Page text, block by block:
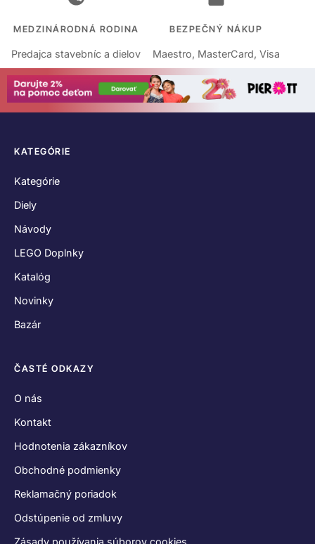
MEDZINÁRODNÁ RODINA
Predajca stavebníc a dielov
BEZPEČNÝ NÁKUP
Maestro, MasterCard, Visa
KATEGÓRIE
Kategórie
Diely
Návody
LEGO Doplnky
Katalóg
Novinky
Bazár
ČASTÉ ODKAZY
O nás
Kontakt
Hodnotenia zákazníkov
Obchodné podmienky
Reklamačný poriadok
Odstúpenie od zmluvy